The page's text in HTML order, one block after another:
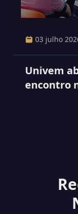
03 julho
Univem
encontro